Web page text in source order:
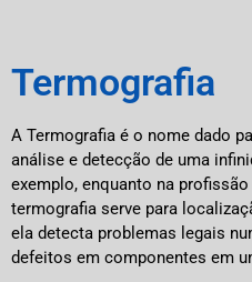
Termografia
A Termografia é o nome dado
análise e detecção de uma
exemplo, enquanto na
termografia serve para
ela detecta problemas legais
defeitos em componentes em